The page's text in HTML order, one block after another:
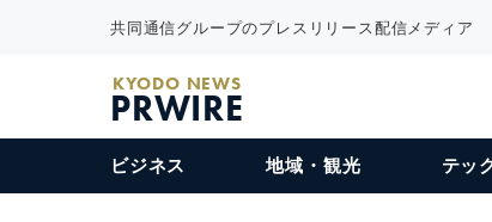
共同通信グループのプレスリリース配信メディア
KYODO NEWS
PRWIRE
ビジネス 地域・観光 テッ